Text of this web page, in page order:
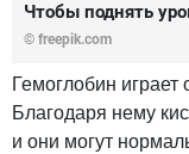
Чтобы поднять
© freepik.com
Гемоглобин
Благодаря нему
и они могут